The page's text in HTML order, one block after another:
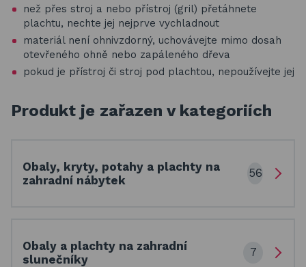
než přes stroj a nebo přístroj (gril) přetáhnete
plachtu, nechte jej nejprve vychladnout
materiál není ohnivzdorný, uchovávejte mimo dosah
otevřeného ohně nebo zapáleného dřeva
pokud je přístroj či stroj pod plachtou, nepoužívejte jej
Produkt je zařazen v kategoriích
Obaly, kryty, potahy a plachty na
zahradní nábytek
56
Obaly a plachty na zahradní
slunečníky
7